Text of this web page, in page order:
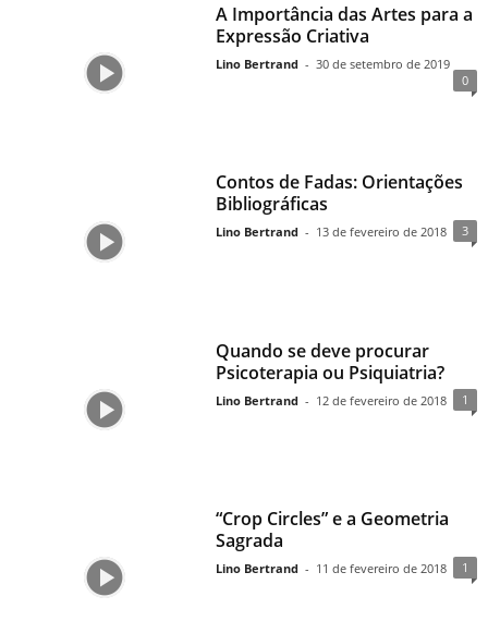
A Importância das Artes para a
Expressão Criativa
Lino Bertrand - 30 de setembro de 2019
0
Contos de Fadas: Orientações
Bibliográficas
Lino Bertrand - 13 de fevereiro de 2018 3
Quando se deve procurar
Psicoterapia ou Psiquiatria?
Lino Bertrand - 12 de fevereiro de 2018 1
“Crop Circles” e a Geometria
Sagrada
Lino Bertrand - 11 de fevereiro de 2018 1